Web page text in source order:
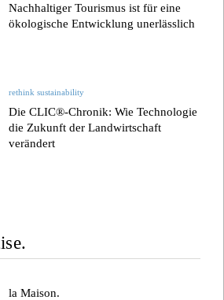
Nachhaltiger Tourismus ist für eine
ökologische Entwicklung unerlässlich
rethink sustainability
Die CLIC®-Chronik: Wie Technologie
die Zukunft der Landwirtschaft
verändert
la Maison.